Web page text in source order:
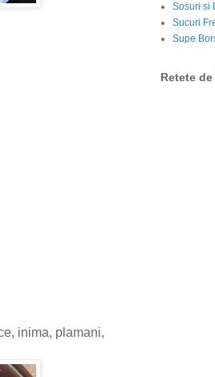
inima, plamani,
Sosuri si
Sucuri
Supe
Retete de